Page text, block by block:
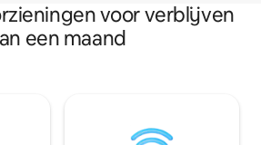
voor verblijven
een maand